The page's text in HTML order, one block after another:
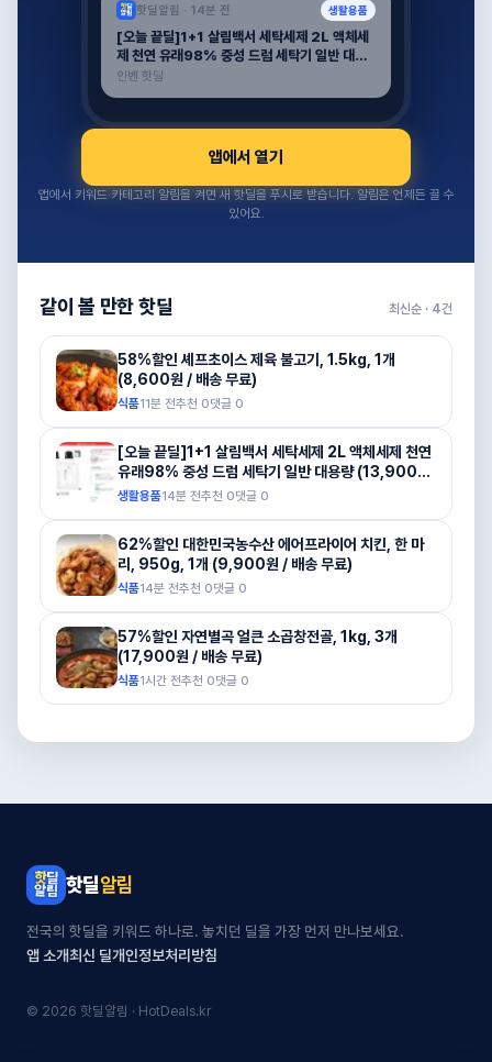
핫딜알림 · 14분 전 생활용품
[오늘 끝딜]1+1 살림백서 세탁세제 2L 액체세
제 천연 유래98% 중성 드럼 세탁기 일반 대용
량 (13,900원 / 배송 무료)
인벤 핫딜
앱에서 열기
앱에서 키워드·카테고리 알림을 켜면 새 핫딜을 푸시로 받습니다. 알림은 언제든 끌 수
있어요.
같이 볼 만한 핫딜 최신순 · 4건
58%할인 셰프초이스 제육 불고기, 1.5kg, 1개
(8,600원 / 배송 무료)
식품11분 전추천 0댓글 0
[오늘 끝딜]1+1 살림백서 세탁세제 2L 액체세제 천연
유래98% 중성 드럼 세탁기 일반 대용량 (13,900원
/ 배송 무료)
생활용품14분 전추천 0댓글 0
62%할인 대한민국농수산 에어프라이어 치킨, 한 마
리, 950g, 1개 (9,900원 / 배송 무료)
식품14분 전추천 0댓글 0
57%할인 자연별곡 얼큰 소곱창전골, 1kg, 3개
(17,900원 / 배송 무료)
식품1시간 전추천 0댓글 0
핫딜알림
전국의 핫딜을 키워드 하나로. 놓치던 딜을 가장 먼저 만나보세요.
앱 소개최신 딜개인정보처리방침
© 2026 핫딜알림 · HotDeals.kr